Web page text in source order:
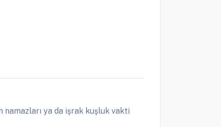
ya da işrak kuşluk vakti